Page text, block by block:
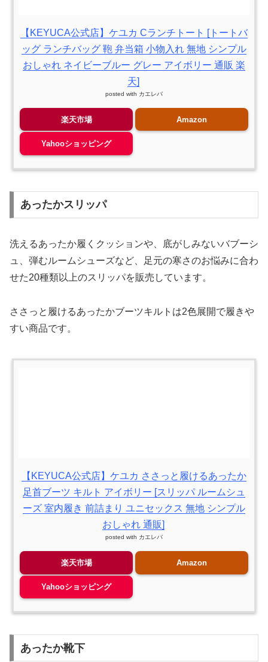
【KEYUCA公式店】ケユカ Cランチトート [トートバ
ッグ ランチバッグ 鞄 弁当箱 小物入れ 無地 シンプル
おしゃれ ネイビーブルー グレー アイボリー 通販 楽
天]
posted with カエレバ
楽天市場 Amazon
Yahooショッピング
あったかスリッパ
洗えるあったか履くクッションや、底がしみないバブーシ
ュ、弾むルームシューズなど、足元の寒さのお悩みに合わ
せた20種類以上のスリッパを販売しています。
ささっと履けるあったかブーツキルトは2色展開で履きや
すい商品です。
【KEYUCA公式店】ケユカ ささっと履けるあったか
足首ブーツ キルト アイボリー [スリッパ ルームシュ
ーズ 室内履き 前詰まり ユニセックス 無地 シンプル
おしゃれ 通販]
posted with カエレバ
楽天市場 Amazon
Yahooショッピング
あったか靴下